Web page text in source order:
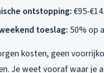
ontstopping: €95-
toeslag: 50% op
kosten, geen
Je weet vooraf waar je